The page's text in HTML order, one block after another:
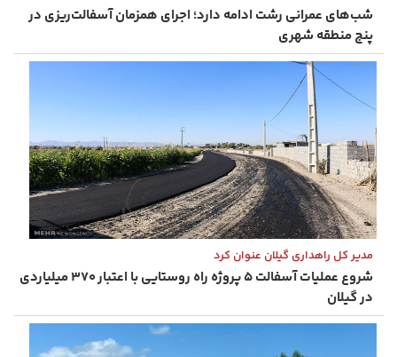
شب‌های عمرانی رشت ادامه دارد؛ اجرای همزمان آسفالت‌ریزی در
پنج منطقه شهری
مدیر کل راهداری گیلان عنوان کرد
شروع عملیات آسفالت ۵ پروژه راه ‌روستایی با اعتبار ۳۷۰ میلیاردی
در گیلان